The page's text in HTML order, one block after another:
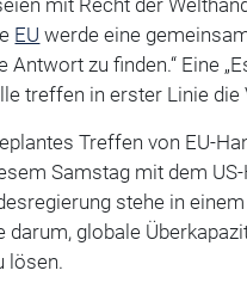
EU werde eine
Antwort zu finden.“ Eine
treffen in erster Linie die
Treffen von EU-
Samstag mit dem
stehe in
darum, globale
lösen.